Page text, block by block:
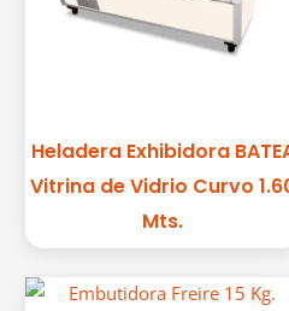
Heladera Exhibidora
Vitrina de Vidrio Curvo
Mts.